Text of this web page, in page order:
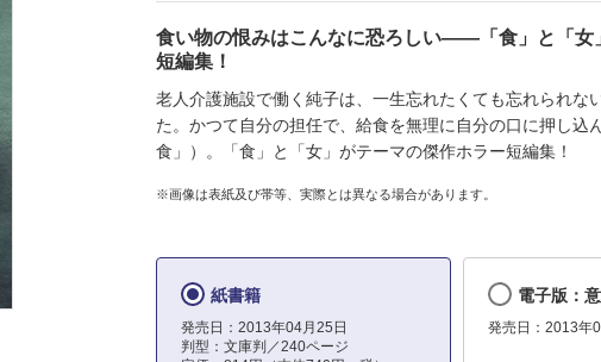
食い物の恨みはこんなに恐ろしい――「食」と「女
短編集！
老人介護施設で働く純子は、一生忘れたくても忘れられな
た。かつて自分の担任で、給食を無理に自分の口に押し
食」）。「食」と「女」がテーマの傑作ホラー短編集！
※画像は表紙及び帯等、実際とは異なる場合があります。
紙書籍
発売日：2013年04月25日
判型：文庫判／240ページ
電子版：
発売日：2013年